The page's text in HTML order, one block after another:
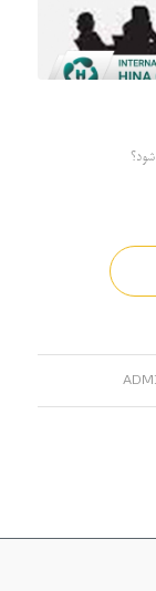
شود؟